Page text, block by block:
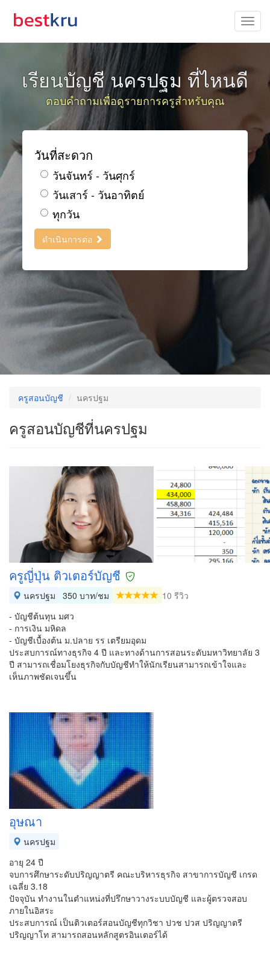
เรียนบัญชี นครปฐม ที่ไหนดี
ตอบคำถามเพื่อดูรายการครูสำหรับคุณ
วันที่สะดวก
วันจันทร์ - วันศุกร์
วันเสาร์ - วันอาทิตย์
ทุกวัน
ดำเนินการต่อ
ครูสอนบัญชี นครปฐม
ครูสอนบัญชีที่นครปฐม
ครูญี่ปุ่น ติวเตอร์บัญชี
นครปฐม 350 บาท/ชม
10 รีวิว
- บัญชีต้นทุน มศว
- การเงิน มหิดล
- บัญชีเบื้องต้น ม.ปลาย รร เตรียมอุดม
ประสบการณ์ทางธุรกิจ 4 ปี และทางด้านการสอนระดับมหาวิทยาลัย 3
ปี สามารถเชื่อมโยงธุรกิจกับบัญชีทำให้นักเรียนสามารถเข้าใจและ
เห็นภาพชัดเจนขึ้น
อุษณา
นครปฐม
อายุ 24 ปี
จบการศึกษาระดับปริญญาตรี คณะบริหารธุรกิจ สาขาการบัญชี เกรด
เฉลี่ย 3.18
ปัจจุบัน ทำงานในตำแหน่งที่ปรึกษาวางระบบบัญชี และผู้ตรวจสอบ
ภายในอิสระ
ประสบการณ์ เป็นติวเตอร์สอนบัญชีทุกวิชา ปวช ปวส ปริญญาตรี
ปริญญาโท สามารถสอนหลักสูตรอินเตอร์ได้